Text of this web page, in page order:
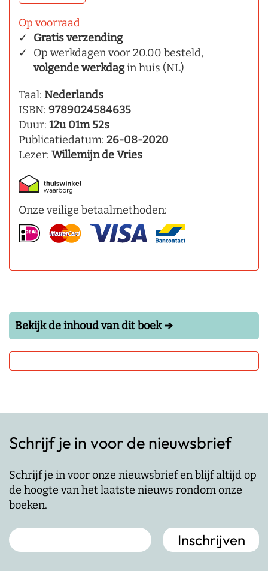
Op voorraad
Gratis verzending
Op werkdagen voor 20.00 besteld,
volgende werkdagin huis (NL)
Taal: Nederlands
ISBN: 9789024584635
Duur: 12u 01m 52s
Publicatiedatum: 26-08-2020
Lezer: Willemijn de Vries
Onze veilige betaalmethoden:
Bekijk de inhoud van dit boek ➔
Schrijf je in voor de nieuwsbrief
Schrijf je in voor onze nieuwsbrief en blijf altijd op
de hoogte van het laatste nieuws rondom onze
boeken.